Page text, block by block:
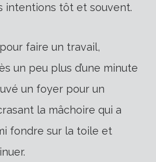
intentions tôt et souvent.
faire un travail,
un peu plus d’une minute
un foyer pour un
la mâchoire qui a
fondre sur la toile et